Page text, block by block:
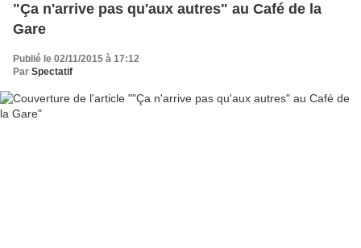
"Ça n'arrive pas qu'aux autres" au Café de la
Gare
Publié le 02/11/2015 à 17:12
Par Spectatif